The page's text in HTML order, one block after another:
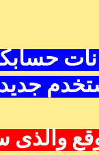
جديد
والذى